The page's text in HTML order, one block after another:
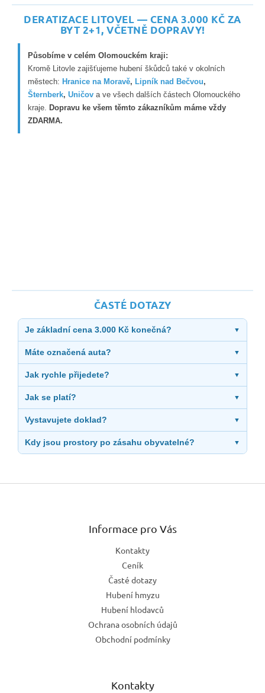
DERATIZACE LITOVEL — CENA 3.000 KČ ZA
BYT 2+1, VČETNĚ DOPRAVY!
Působíme v celém Olomouckém kraji:
Kromě Litovle zajišťujeme hubení škůdců také v okolních
městech: Hranice na Moravě, Lipník nad Bečvou,
Šternberk, Uničova ve všech dalších částech Olomouckého
kraje.
Dopravu ke všem těmto zákazníkům máme vždy
ZDARMA.
ČASTÉ DOTAZY
Je základní cena 3.000 Kč konečná? ▼
Máte označená auta? ▼
Jak rychle přijedete? ▼
Jak se platí? ▼
Vystavujete doklad? ▼
Kdy jsou prostory po zásahu obyvatelné? ▼
Z
Informace pro Vás
Kontakty
Ceník
Časté dotazy
Hubení hmyzu
Hubení hlodavců
Ochrana osobních údajů
Obchodní podmínky
Kontakty